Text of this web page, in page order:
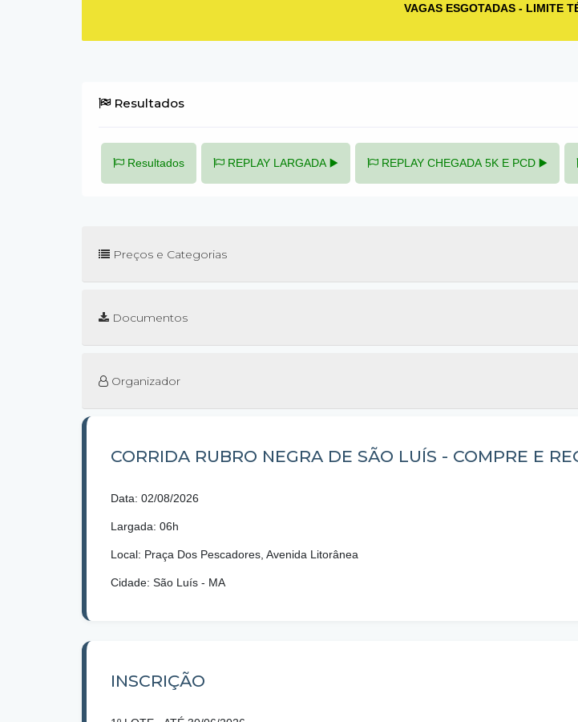
VAGAS ESGOTADAS - LIMITE
Resultados
Resultados REPLAY LARGADA ▶️ REPLAY CHEGADA 5K E PCD ▶️
Preços e Categorias
Documentos
Organizador
CORRIDA RUBRO NEGRA DE SÃO LUÍS - COMPRE E
Data: 02/08/2026
Largada: 06h
Local: Praça Dos Pescadores, Avenida Litorânea
Cidade: São Luís - MA
INSCRIÇÃO